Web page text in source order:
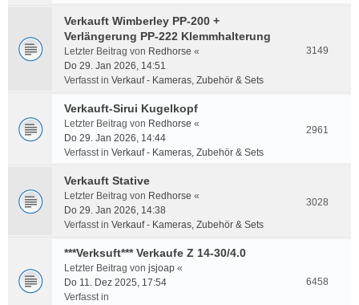
Verkauft Wimberley PP-200 +
Verlängerung PP-222 Klemmhalterung
Letzter Beitrag von Redhorse «
Do 29. Jan 2026, 14:51
Verfasst in Verkauf - Kameras, Zubehör & Sets
3149
Verkauft-Sirui Kugelkopf
Letzter Beitrag von Redhorse «
Do 29. Jan 2026, 14:44
Verfasst in Verkauf - Kameras, Zubehör & Sets
2961
Verkauft Stative
Letzter Beitrag von Redhorse «
Do 29. Jan 2026, 14:38
Verfasst in Verkauf - Kameras, Zubehör & Sets
3028
***Verksuft*** Verkaufe Z 14-30/4.0
Letzter Beitrag von jsjoap «
Do 11. Dez 2025, 17:54
Verfasst in
6458